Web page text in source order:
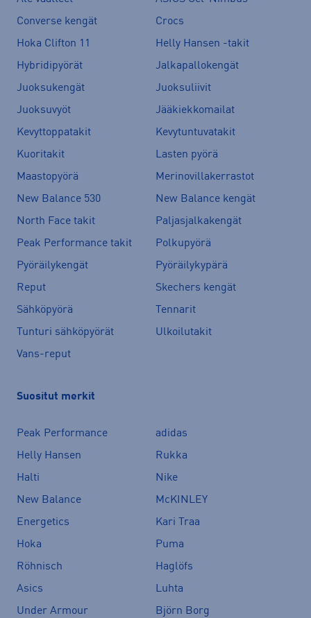
Converse kengät
Crocs
Hoka Clifton 11
Helly Hansen -takit
Hybridipyörät
Jalkapallokengät
Juoksukengät
Juoksuliivit
Juoksuvyöt
Jääkiekkomailat
Kevyttoppatakit
Kevytuntuvatakit
Kuoritakit
Lasten pyörä
Maastopyörä
Merinovillakerrastot
New Balance 530
New Balance kengät
North Face takit
Paljasjalkakengät
Peak Performance takit
Polkupyörä
Pyöräilykengät
Pyöräilykypärä
Reput
Skechers kengät
Sähköpyörä
Tennarit
Tunturi sähköpyörät
Ulkoilutakit
Vans-reput
Suositut merkit
Peak Performance
adidas
Helly Hansen
Rukka
Halti
Nike
New Balance
McKINLEY
Energetics
Kari Traa
Hoka
Puma
Röhnisch
Haglöfs
Asics
Luhta
Under Armour
Björn Borg